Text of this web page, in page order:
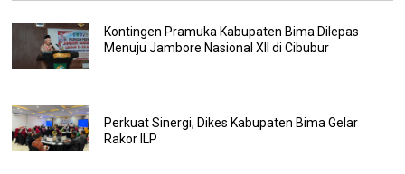
Kontingen Pramuka Kabupaten Bima Dilepas
Menuju Jambore Nasional XII di Cibubur
Perkuat Sinergi, Dikes Kabupaten Bima Gelar
Rakor ILP